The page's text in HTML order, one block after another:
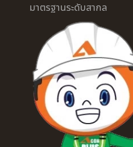
มาตรฐานระดับสากล